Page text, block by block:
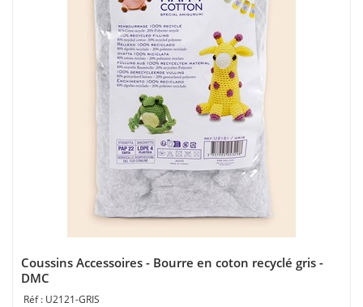
Coussins Accessoires - Bourre en coton recyclé gris -
DMC
U2121-GRIS